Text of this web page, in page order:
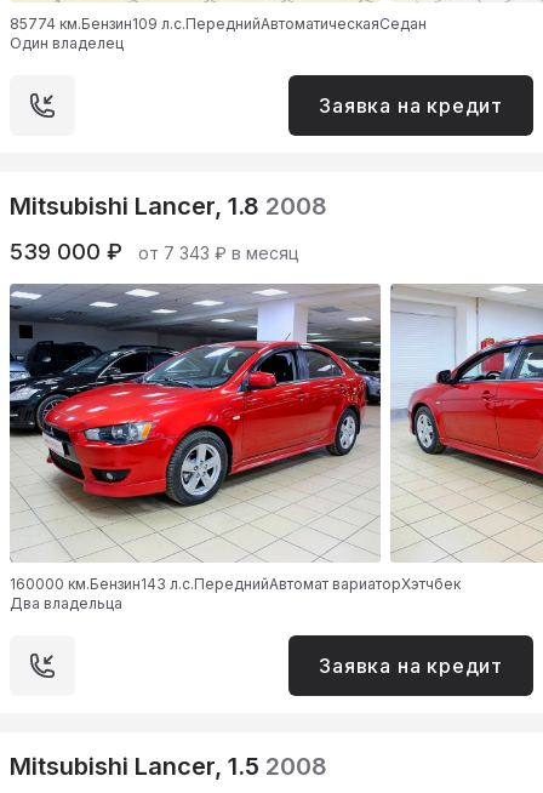
85774 км.Бензин109 л.с.ПереднийАвтоматическаяСедан
Один владелец
Заявка на кредит
Mitsubishi Lancer, 1.8 2008
539 000 ₽ от 7 343 ₽ в месяц
160000 км.Бензин143 л.с.ПереднийАвтомат вариаторХэтчбек
Два владельца
Заявка на кредит
Mitsubishi Lancer, 1.5 2008